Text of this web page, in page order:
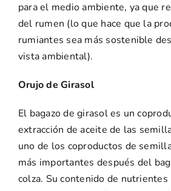
para el medio ambiente, ya que
del rumen (lo que hace que la
rumiantes sea más sostenible
vista ambiental).
Orujo de Girasol
El bagazo de girasol es un
extracción de aceite de las
uno de los coproductos de
más importantes después del
colza. Su contenido de